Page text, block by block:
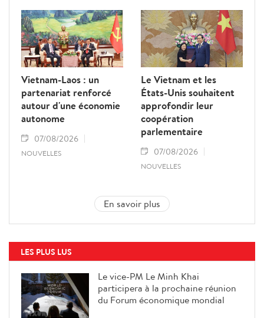
Vietnam-Laos : un
partenariat renforcé
autour d'une économie
autonome
07/08/2026
NOUVELLES
Le Vietnam et les
États-Unis souhaitent
approfondir leur
coopération
parlementaire
07/08/2026
NOUVELLES
En savoir plus
LES PLUS LUS
Le vice-PM Le Minh Khai
participera à la prochaine réunion
du Forum économique mondial